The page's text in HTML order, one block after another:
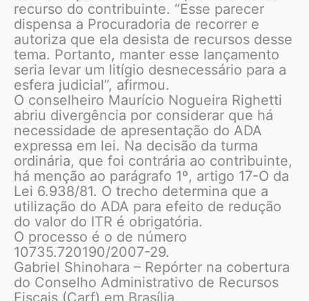
recurso do contribuinte. “Esse parecer
dispensa a Procuradoria de recorrer e
autoriza que ela desista de recursos desse
tema. Portanto, manter esse lançamento
seria levar um litígio desnecessário para a
esfera judicial”, afirmou.
O conselheiro Maurício Nogueira Righetti
abriu divergência por considerar que há
necessidade de apresentação do ADA
expressa em lei. Na decisão da turma
ordinária, que foi contrária ao contribuinte,
há menção ao parágrafo 1º, artigo 17-O da
Lei 6.938/81. O trecho determina que a
utilização do ADA para efeito de redução
do valor do ITR é obrigatória.
O processo é o de número
10735.720190/2007-29.
Gabriel Shinohara – Repórter na cobertura
do Conselho Administrativo de Recursos